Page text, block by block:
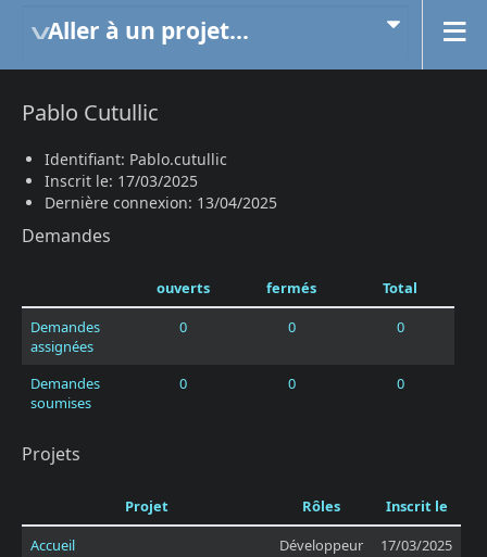
Aller à un projet...
Pablo Cutullic
Identifiant: Pablo.cutullic
Inscrit le: 17/03/2025
Dernière connexion: 13/04/2025
Demandes
ouverts fermés
Total
Demandes
assignées
0 0 0
Demandes
soumises
0 0 0
Projets
Projet Rôles
Inscrit le
Accueil
Développeur
17/03/2025